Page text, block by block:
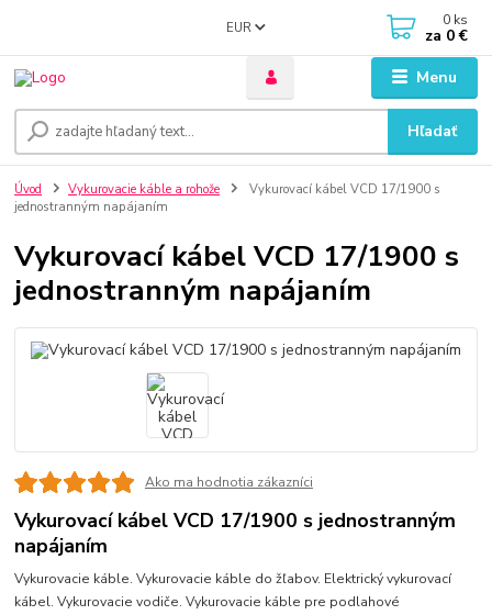
Menu
EUR
Hľadať
0 ks
za 0 €
Úvod Vykurovacie káble a rohože
Vykurovací kábel VCD 17/1900 s
jednostranným napájaním
Vykurovací kábel VCD 17/1900 s
jednostranným napájaním
Ako ma hodnotia zákazníci
Vykurovací kábel VCD 17/1900 s jednostranným
napájaním
Vykurovacie káble. Vykurovacie káble do žľabov. Elektrický vykurovací
kábel. Vykurovacie vodiče. Vykurovacie káble pre podlahové